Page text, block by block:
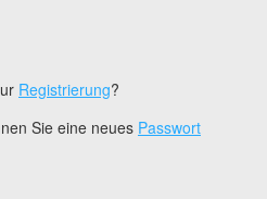
Registrierung?
Sie eine neues Passwort